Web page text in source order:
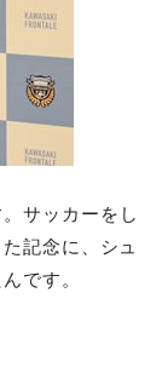
サッカーをし
記念に、シュ
です。